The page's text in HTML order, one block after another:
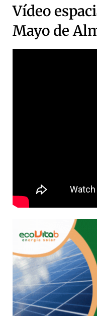
Vídeo
Mayo de